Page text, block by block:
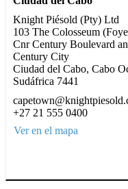
Knight Piésold (Pty) Ltd
103 The Colosseum
Cnr Century Boulevard
Century City
Ciudad del Cabo, Cabo
Sudáfrica 7441
+27 21 555 0400
Ver en el mapa